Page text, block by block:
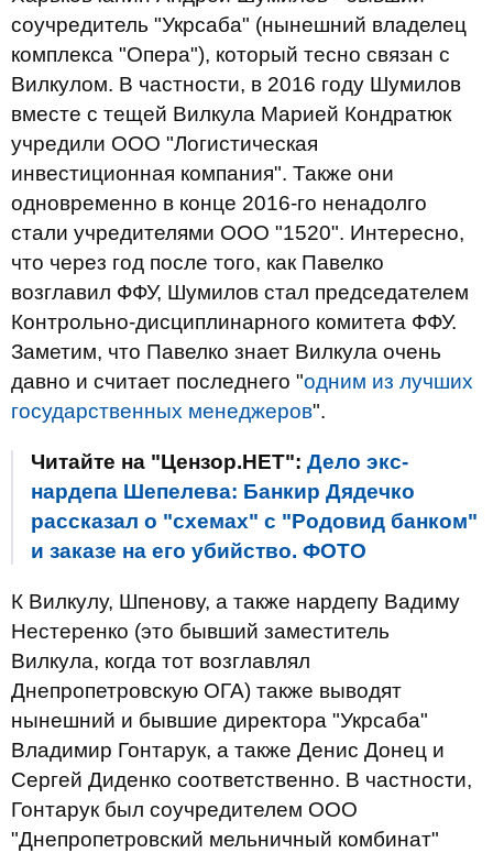
соучредитель "Укрсаба" (нынешний владелец
комплекса "Опера"), который тесно связан с
Вилкулом. В частности, в 2016 году Шумилов
вместе с тещей Вилкула Марией Кондратюк
учредили ООО "Логистическая
инвестиционная компания". Также они
одновременно в конце 2016-го ненадолго
стали учредителями ООО "1520". Интересно,
что через год после того, как Павелко
возглавил ФФУ, Шумилов стал председателем
Контрольно-дисциплинарного комитета ФФУ.
Заметим, что Павелко знает Вилкула очень
давно и считает последнего "одним из лучших
государственных менеджеров".
Читайте на "Цензор.НЕТ": Дело экс-
нардепа Шепелева: Банкир Дядечко
рассказал о "схемах" с "Родовид банком"
и заказе на его убийство. ФОТО
К Вилкулу, Шпенову, а также нардепу Вадиму
Нестеренко (это бывший заместитель
Вилкула, когда тот возглавлял
Днепропетровскую ОГА) также выводят
нынешний и бывшие директора "Укрсаба"
Владимир Гонтарук, а также Денис Донец и
Сергей Диденко соответственно. В частности,
Гонтарук был соучредителем ООО
"Днепропетровский мельничный комбинат"